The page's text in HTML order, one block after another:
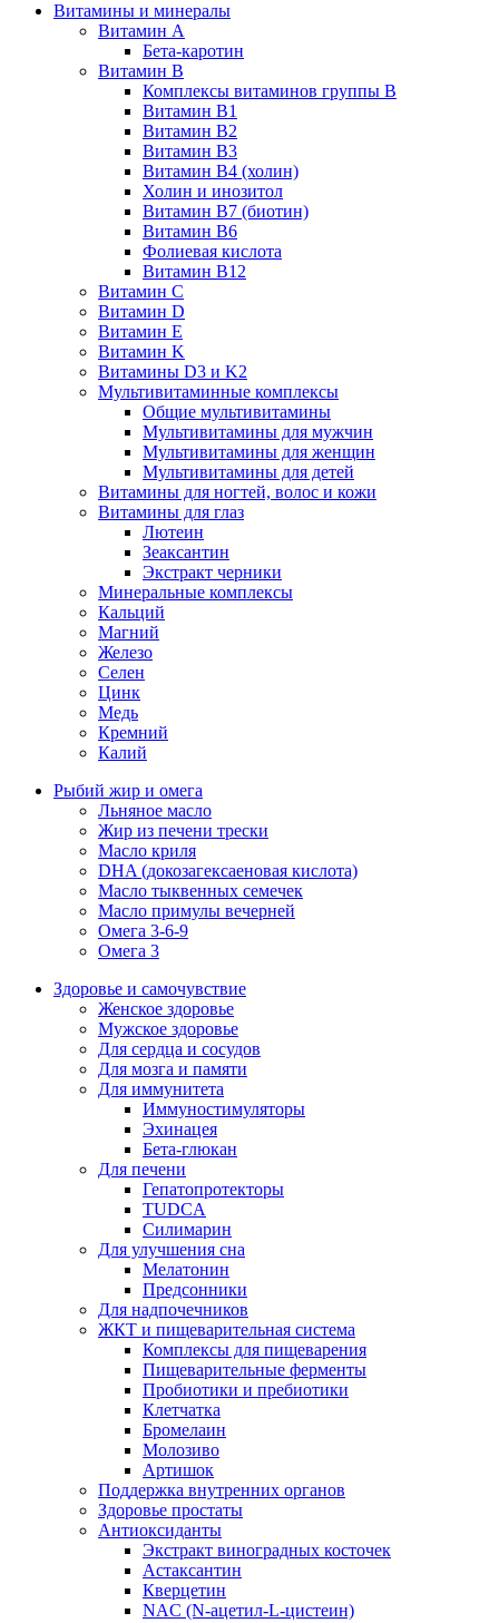
Витамины и минералы
Витамин A
Бета-каротин
Витамин B
Комплексы витаминов группы B
Витамин B1
Витамин B2
Витамин B3
Витамин B4 (холин)
Холин и инозитол
Витамин B7 (биотин)
Витамин B6
Фолиевая кислота
Витамин B12
Витамин C
Витамин D
Витамин E
Витамин K
Витамины D3 и K2
Мультивитаминные комплексы
Общие мультивитамины
Мультивитамины для мужчин
Мультивитамины для женщин
Мультивитамины для детей
Витамины для ногтей, волос и кожи
Витамины для глаз
Лютеин
Зеаксантин
Экстракт черники
Минеральные комплексы
Кальций
Магний
Железо
Селен
Цинк
Медь
Кремний
Калий
Рыбий жир и омега
Льняное масло
Жир из печени трески
Масло криля
DHA (докозагексаеновая кислота)
Масло тыквенных семечек
Масло примулы вечерней
Омега 3-6-9
Омега 3
Здоровье и самочувствие
Женское здоровье
Мужское здоровье
Для сердца и сосудов
Для мозга и памяти
Для иммунитета
Иммуностимуляторы
Эхинацея
Бета-глюкан
Для печени
Гепатопротекторы
TUDCA
Силимарин
Для улучшения сна
Мелатонин
Предсонники
Для надпочечников
ЖКТ и пищеварительная система
Комплексы для пищеварения
Пищеварительные ферменты
Пробиотики и пребиотики
Клетчатка
Бромелаин
Молозиво
Артишок
Поддержка внутренних органов
Здоровье простаты
Антиоксиданты
Экстракт виноградных косточек
Астаксантин
Кверцетин
NAC (N-ацетил-L-цистеин)